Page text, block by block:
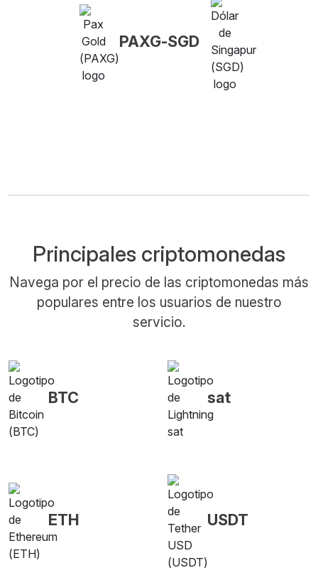
PAXG-SGD
Principales criptomonedas
Navega por el precio de las criptomonedas más
populares entre los usuarios de nuestro
servicio.
BTC sat
ETH USDT